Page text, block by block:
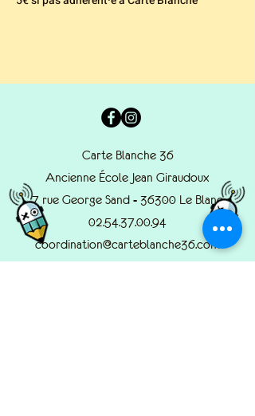
Carte Blanche 36
Ancienne École Jean Giraudoux
7 rue George Sand - 36300 Le Blanc
02.54.37.00.94
coordination@carteblanche36.com
© 2022 by Carte Blanche.